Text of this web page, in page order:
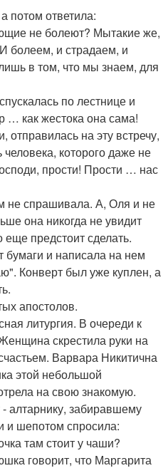
потом ответила:
не болеют? Мытакие же,
болеем, и страдаем, и
в том, что мы знаем, для
по лестнице и
… как жестока она сама!
на эту встречу,
человека, которого даже не
прости! Прости … нас
не спрашивала. А, Оля и не
она никогда не увидит
предстоит сделать.
бумаги и написала на нем
Конверт был уже куплен, а
апостолов.
литургия. В очереди к
скрестила руки на
Варвара Никитична
этой небольшой
на свою знакомую.
алтарнику, забиравшему
и шепотом спросила:
там стоит у чаши?
говорит, что Маргарита